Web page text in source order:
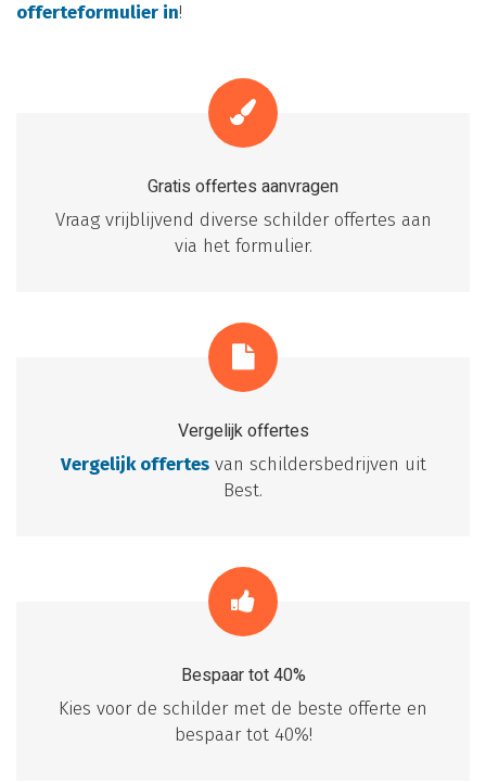
offerteformulier in!
Gratis offertes aanvragen
Vraag vrijblijvend diverse schilder offertes aan
via het formulier.
Vergelijk offertes
Vergelijk offertesvan schildersbedrijven uit
Best.
Bespaar tot 40%
Kies voor de schilder met de beste offerte en
bespaar tot 40%!